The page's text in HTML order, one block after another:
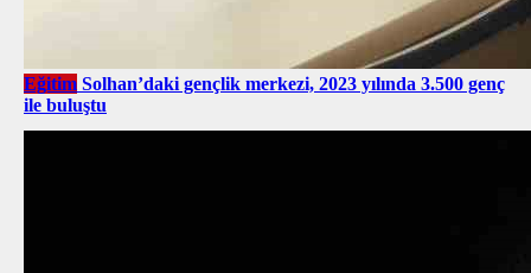
Eğitim Solhan’daki gençlik merkezi, 2023 yılında 3.500 genç
ile buluştu